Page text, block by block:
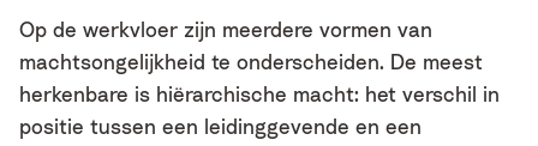
Op de werkvloer zijn meerdere vormen van
machtsongelijkheid te onderscheiden. De meest
herkenbare is hiërarchische macht: het verschil in
positie tussen een leidinggevende en een